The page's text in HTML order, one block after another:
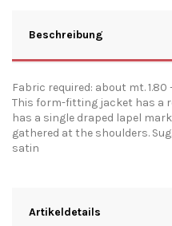
Beschreibung
Fabric required: about mt. 1.80
This form-fitting jacket has a
has a single draped lapel
gathered at the shoulders.
satin
Artikeldetails